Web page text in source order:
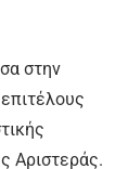
στην
Αριστεράς.